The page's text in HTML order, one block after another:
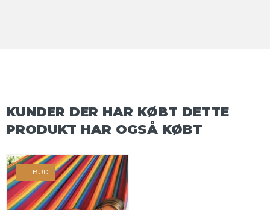
KUNDER DER HAR KØBT DETTE
PRODUKT HAR OGSÅ KØBT
TILBUD